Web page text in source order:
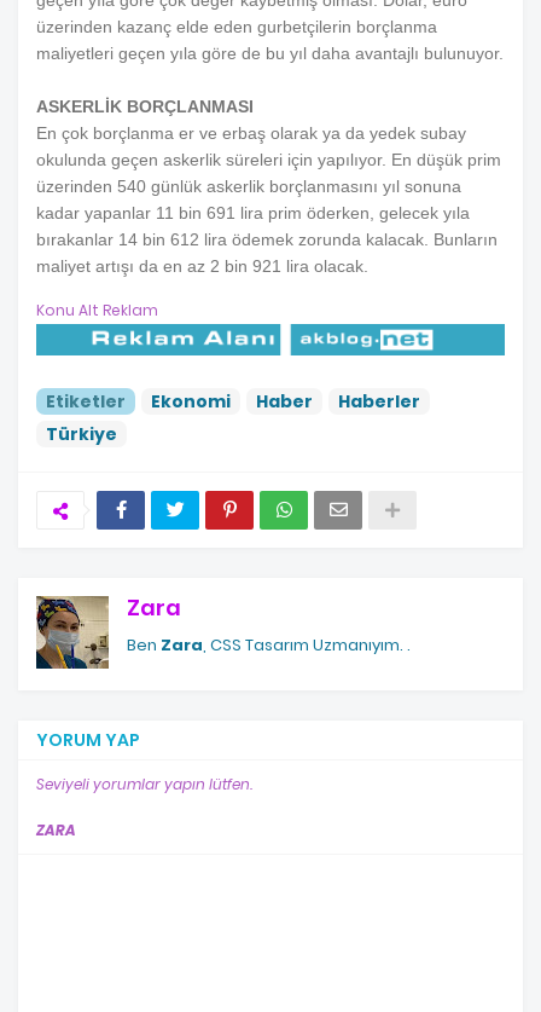
üzerinden kazanç elde eden gurbetçilerin borçlanma
maliyetleri geçen yıla göre de bu yıl daha avantajlı bulunuyor.
ASKERLİK BORÇLANMASI
En çok borçlanma er ve erbaş olarak ya da yedek subay
okulunda geçen askerlik süreleri için yapılıyor. En düşük prim
üzerinden 540 günlük askerlik borçlanmasını yıl sonuna
kadar yapanlar 11 bin 691 lira prim öderken, gelecek yıla
bırakanlar 14 bin 612 lira ödemek zorunda kalacak. Bunların
maliyet artışı da en az 2 bin 921 lira olacak.
Konu Alt Reklam
Etiketler Ekonomi Haber
Haberler
Türkiye
Zara
Ben Zara, CSS Tasarım Uzmanıyım. .
YORUM YAP
Seviyeli yorumlar yapın lütfen.
ZARA